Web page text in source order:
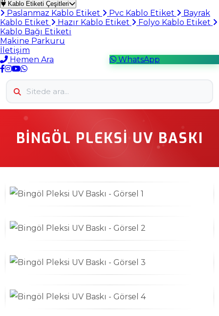
Kablo Etiketi Çeşitleri
Paslanmaz Kablo Etiket Pvc Kablo Etiket
Bayrak
Kablo Etiket
Hazır Kablo Etiket
Folyo Kablo Etiket
Kablo Bağı Etiketi
Makine Parkuru
İletişim
Hemen Ara
WhatsApp
BINGÖL PLEKSI UV BASKI